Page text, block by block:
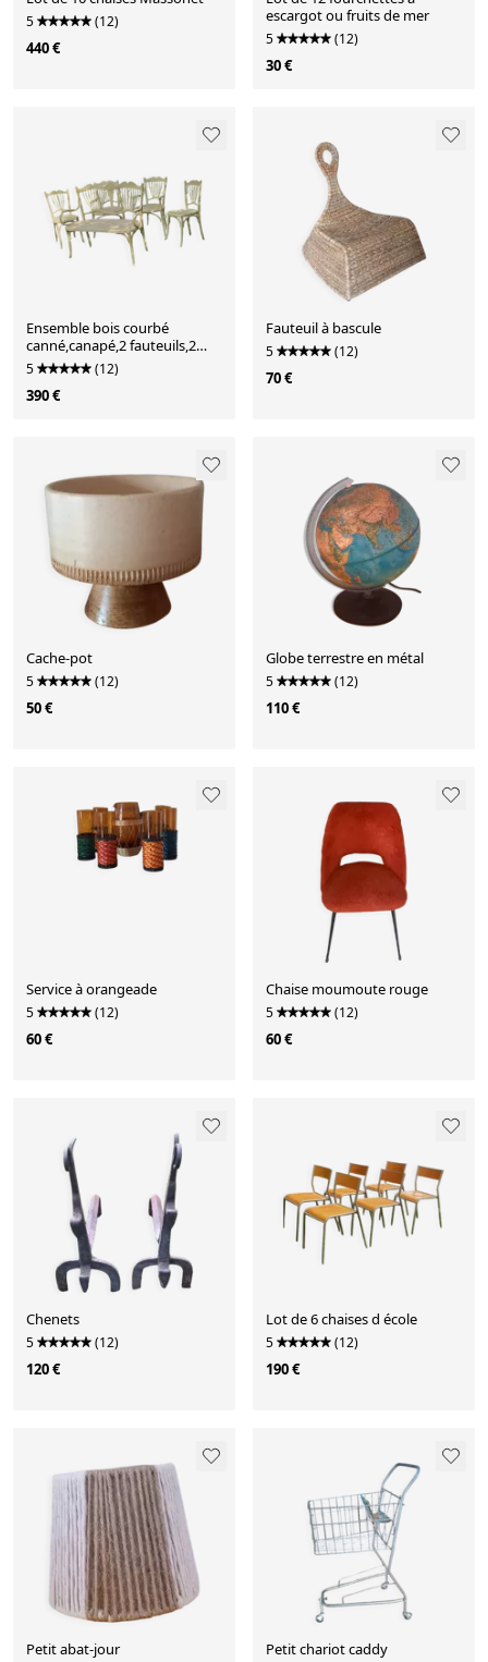
5 (12)
440 €
escargot ou fruits de mer
5 (12)
30 €
Ensemble bois courbé
canné,canapé,2 fauteuils,2
chaises
5 (12)
390 €
Fauteuil à bascule
5 (12)
70 €
Cache-pot
5 (12)
50 €
Globe terrestre en métal
5 (12)
110 €
Service à orangeade
5 (12)
60 €
Chaise moumoute rouge
5 (12)
60 €
Chenets
5 (12)
120 €
Lot de 6 chaises d école
5 (12)
190 €
Petit abat-jour Petit chariot caddy